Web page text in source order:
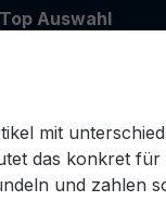
Top Auswahl
mit
das konkret
und zahlen